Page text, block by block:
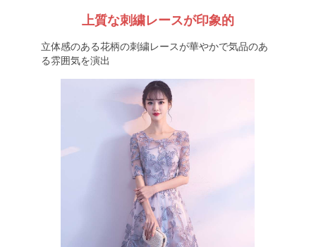
上質な刺繍レースが印象的
立体感のある花柄の刺繍レースが華やかで気品のあ
る雰囲気を演出